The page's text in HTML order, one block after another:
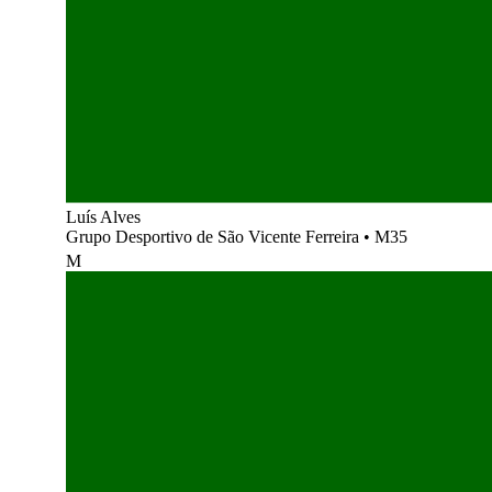
Luís Alves
Grupo Desportivo de São Vicente Ferreira • M35
M